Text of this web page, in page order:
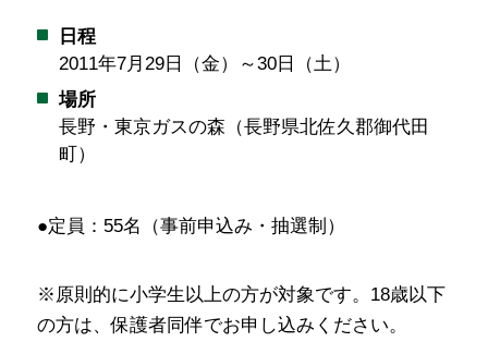
日程
2011年7月29日（金）～30日（土）
場所
長野・東京ガスの森（長野県北佐久郡御代田
町）
●定員：55名（事前申込み・抽選制）
※原則的に小学生以上の方が対象です。18歳以下
の方は、保護者同伴でお申し込みください。